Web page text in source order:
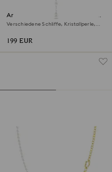
Ariana Grande x Swarovski Y-
Halskette
Verschiedene Schliffe, Kristallperle,
199 EUR